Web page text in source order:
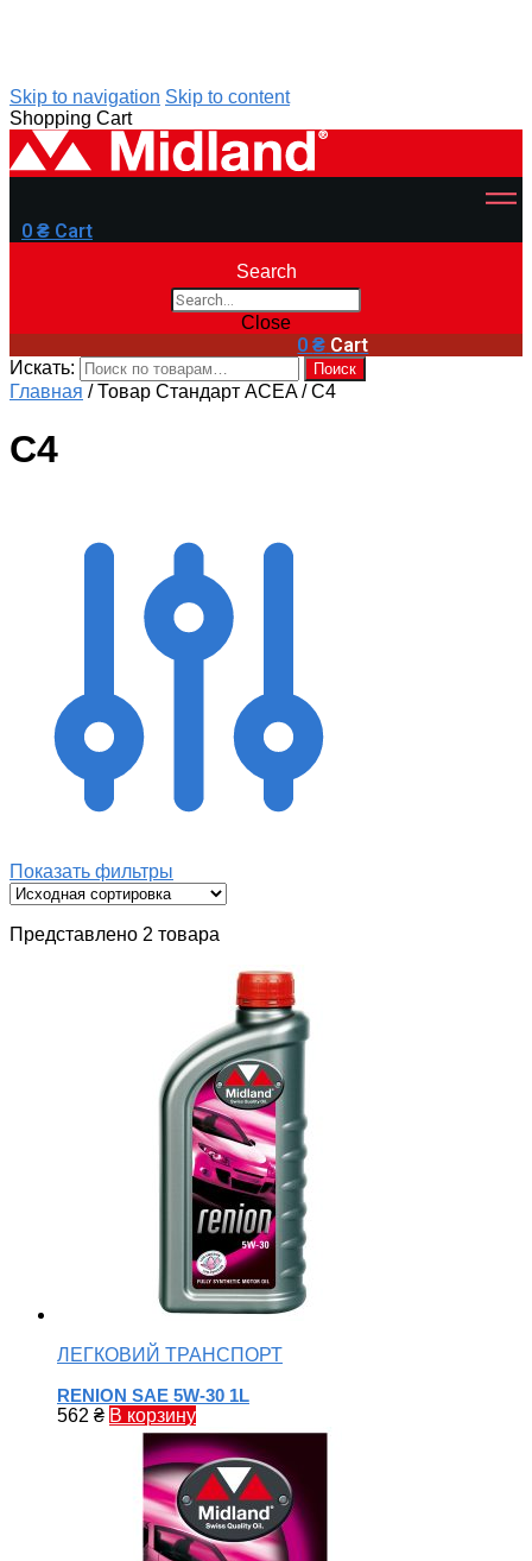
Skip to navigation Skip to content
Shopping Cart
0 ₴ Cart
Search
Close
0₴ Cart
Искать: Поиск
Главная /Товар Стандарт ACEA/C4
C4
Показать фильтры
Представлено 2 товара
ЛЕГКОВИЙ ТРАНСПОРТ
RENION SAE 5W-30 1L
562 ₴ В корзину